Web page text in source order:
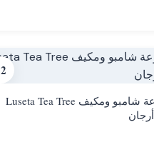
مجموعة شامبو ومكيف Luseta Tea Tree